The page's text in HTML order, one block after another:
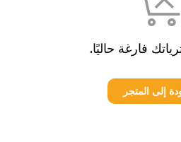
فارغة حاليًا.
إلى المتجر